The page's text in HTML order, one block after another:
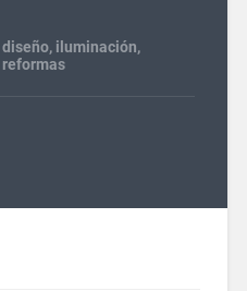
diseño, iluminación,
reformas